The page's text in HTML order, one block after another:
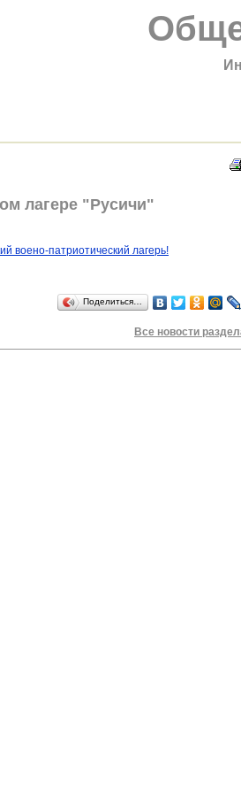
лагере "Русичи"
воено-патриотический лагерь!
Поделиться…
Все новости